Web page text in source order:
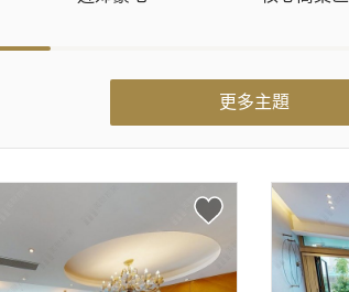
更多主題